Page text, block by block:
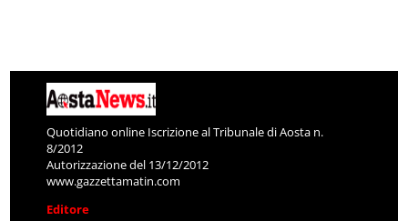
Quotidiano online Iscrizione al Tribunale di Aosta n.
8/2012
Autorizzazione del 13/12/2012
www.gazzettamatin.com
Editore